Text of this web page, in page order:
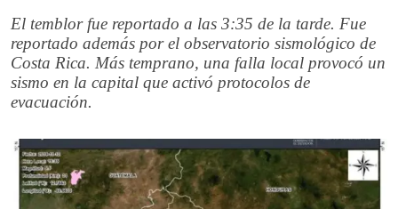
El temblor fue reportado a las 3:35 de la tarde. Fue
reportado además por el observatorio sismológico de
Costa Rica. Más temprano, una falla local provocó un
sismo en la capital que activó protocolos de
evacuación.